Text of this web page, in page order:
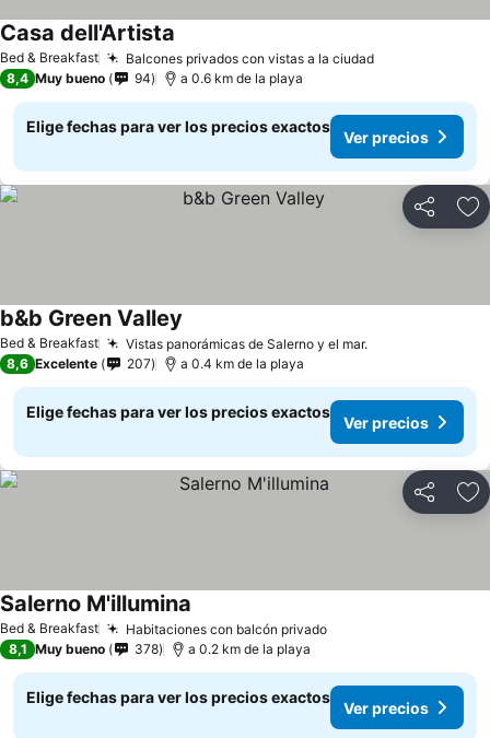
Bed & Breakfast Balcones privados con vistas a la ciudad
Casa dell'Artista
8,4 Muy bueno 94 a 0.6 km de la playa
Elige fechas para ver los precios exactos
Ver precios
Compartir
Bed & Breakfast Vistas panorámicas de Salerno y el mar.
b&b Green Valley
8,6 Excelente 207 a 0.4 km de la playa
Elige fechas para ver los precios exactos
Ver precios
Compartir
Bed & Breakfast Habitaciones con balcón privado
Salerno M'illumina
8,1 Muy bueno 378 a 0.2 km de la playa
Elige fechas para ver los precios exactos
Ver precios